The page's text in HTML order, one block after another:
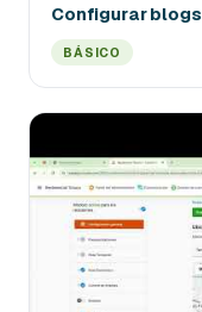
Configurar blogs
BÁSICO